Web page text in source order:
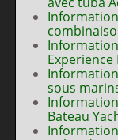
Experience
sous
Bateau